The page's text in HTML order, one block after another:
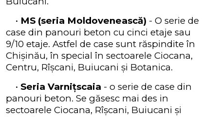
• MS (seria Moldovenească) - O serie de
case din panouri beton cu cinci etaje sau
9/10 etaje. Astfel de case sunt răspindite în
Chișinău, în special în sectoarele Ciocana,
Centru, Rîșcani, Buiucani și Botanica.
• Seria Varnițscaia - o serie de case din
panouri beton. Se găsesc mai des in
sectoarele Ciocana, Rîșcani, Buiucani și